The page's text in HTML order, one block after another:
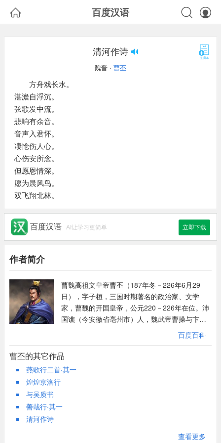
 百度汉语 

清河作诗
魏晋 · 曹丕
方舟戏长水。
湛澹自浮沉。
弦歌发中流。
悲响有余音。
音声入君怀。
凄怆伤人心。
心伤安所念。
但愿恩情深。
愿为晨风鸟。
双飞翔北林。
百度汉语 AI让学习更简单 立即下载
作者简介
曹魏高祖文皇帝曹丕（187年冬－226年6月29
日），字子桓，三国时期著名的政治家、文学
家，曹魏的开国皇帝，公元220－226年在位。沛
国谯（今安徽省亳州市）人，魏武帝曹操与卞夫
人的长子。曹丕文武双全，八岁能提笔为文，善
骑射，好击剑，博览古今经传，通晓诸子百家学
说。220年正月，曹操逝世，曹丕继任丞相、魏
王。之后曹丕受禅登基，以魏代汉，结束了汉朝
四百多年统治。他在位期间，平定边患。击退鲜
诗、赋、文学皆有成就，尤擅长于五言诗，与其
二卷。另外，曹丕著有《典论》，当中的《论
百度百科
曹丕的其它作品
燕歌行二首·其一
煌煌京洛行
与吴质书
善哉行·其一
清河作诗
查看更多